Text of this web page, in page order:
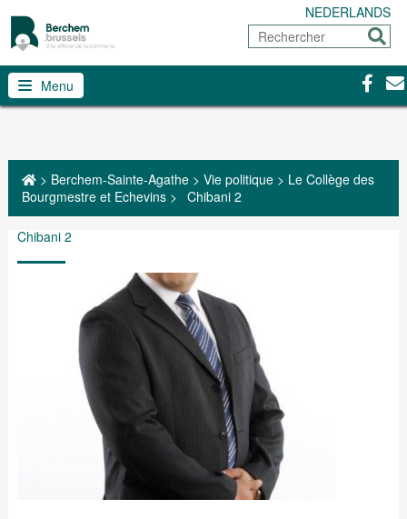
NEDERLANDS
Rechercher
Menu
> Berchem-Sainte-Agathe> Vie politique> Le Collège des
Bourgmestre et Echevins> Chibani 2
Chibani 2